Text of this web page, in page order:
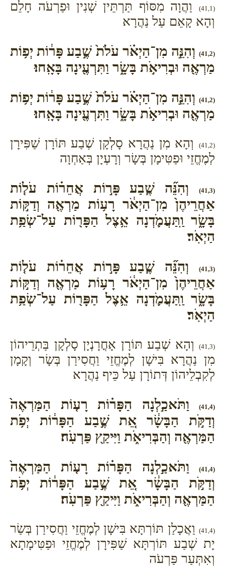
(41,1)
וַהֲוָה מִסּוֹף תַּרְתֵּין שְׁנִין וּפַרְעֹה חָלֵם
וְהָא קָאֵם עַל נַהֲרָא
(41,2)
וְהִנֵּ֣ה מִן־הַיְאֹ֗ר עֹלֹת֙ שֶׁ֣בַע פָּר֔וֹת יְפ֥וֹת
מַרְאֶ֖ה וּבְרִיאֹ֣ת בָּשָׂ֑ר וַתִּרְעֶ֖ינָה בָּאָֽחוּ׃
(41,2)
וְהִנֵּ֣ה מִן־הַיְאֹ֗ר עֹלֹת֙ שֶׁ֣בַע פָּר֔וֹת יְפ֥וֹת
מַרְאֶ֖ה וּבְרִיאֹ֣ת בָּשָׂ֑ר וַתִּרְעֶ֖ינָה בָּאָֽחוּ׃
(41,2)
וְהָא מִן נַהֲרָא סָלְקָן שְׁבַע תּוֹרָן שַׁפִּירָן
לְמֶחֱזֵי וּפַטִּימָן בְּשָׂר וְרָעְיָן בְּאַחְוָה
(41,3)
וְהִנֵּ֞ה שֶׁ֧בַע פָּר֣וֹת אֲחֵר֗וֹת עֹל֤וֹת
אַחֲרֵיהֶן֙ מִן־הַיְאֹ֔ר רָע֥וֹת מַרְאֶ֖ה וְדַקּ֣וֹת
בָּשָׂ֑ר וַֽתַּעֲמֹ֛דְנָה אֵ֥צֶל הַפָּר֖וֹת עַל־שְׂפַ֥ת
הַיְאֹֽר׃
(41,3)
וְהִנֵּ֞ה שֶׁ֧בַע פָּר֣וֹת אֲחֵר֗וֹת עֹל֤וֹת
אַחֲרֵיהֶן֙ מִן־הַיְאֹ֔ר רָע֥וֹת מַרְאֶ֖ה וְדַקּ֣וֹת
בָּשָׂ֑ר וַֽתַּעֲמֹ֛דְנָה אֵ֥צֶל הַפָּר֖וֹת עַל־שְׂפַ֥ת
הַיְאֹֽר׃
(41,3)
וְהָא שְׁבַע תּוֹרָן אָחֳרָנְיָן סָלְקָן בַּתְרֵיהוֹן
מִן נַהֲרָא בִּישָׁן לְמֶחֱזֵי וַחֲסִירַן בְּשָׂר וְקָמָן
לְקִבְלֵיהוֹן דְּתוֹרָן עַל כֵּיף נַהֲרָא
(41,4)
וַתֹּאכַ֣לְנָה הַפָּר֗וֹת רָע֤וֹת הַמַּרְאֶה֙
וְדַקֹּ֣ת הַבָּשָׂ֔ר אֵ֚ת שֶׁ֣בַע הַפָּר֔וֹת יְפֹ֥ת
הַמַּרְאֶ֖ה וְהַבְּרִיאֹ֑ת וַיִּיקַ֖ץ פַּרְעֹֽה׃
(41,4)
וַתֹּאכַ֣לְנָה הַפָּר֗וֹת רָע֤וֹת הַמַּרְאֶה֙
וְדַקֹּ֣ת הַבָּשָׂ֔ר אֵ֚ת שֶׁ֣בַע הַפָּר֔וֹת יְפֹ֥ת
הַמַּרְאֶ֖ה וְהַבְּרִיאֹ֑ת וַיִּיקַ֖ץ פַּרְעֹֽה׃
(41,4)
וַאֲכָלַן תּוֹרְתָּא בִּישָׁן לְמֶחֱזֵי וַחֲסִירַן בְּשַׂר
יָת שְׁבַע תּוֹרְתָּא שַׁפִּירָן לְמֶחֱזֵי וּפַטִּימָתָא
וְאִתְּעַר פַּרְעֹה